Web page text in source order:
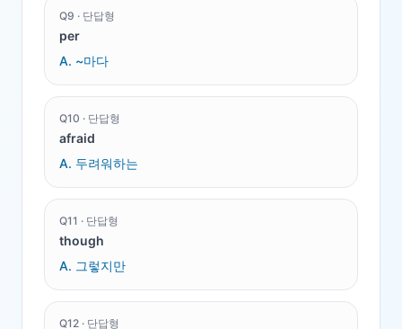
Q9 · 단답형
per
A. ~마다
Q10 · 단답형
afraid
A. 두려워하는
Q11 · 단답형
though
A. 그렇지만
Q12 · 단답형